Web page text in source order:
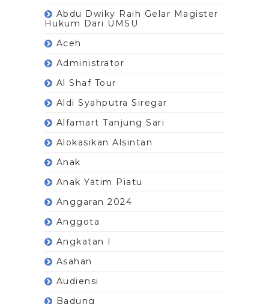
Abdu Dwiky Raih Gelar Magister
Hukum Dari UMSU
Aceh
Administrator
Al Shaf Tour
Aldi Syahputra Siregar
Alfamart Tanjung Sari
Alokasikan Alsintan
Anak
Anak Yatim Piatu
Anggaran 2024
Anggota
Angkatan I
Asahan
Audiensi
Badung